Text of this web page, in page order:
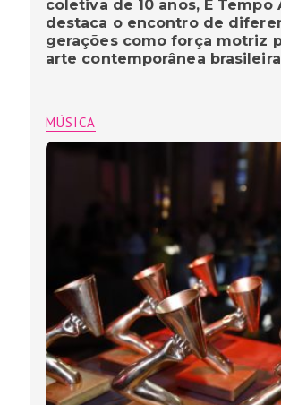
coletiva de 10 anos, É Tempo
destaca o encontro de
gerações como força motriz
arte contemporânea brasileira
MÚSICA